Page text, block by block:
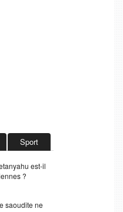
Sport
est-il
?
saoudite ne